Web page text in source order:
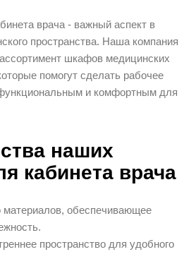
врача - важный аспект в
пространства. Наша компания
шкафов медицинских
помогут сделать рабочее
и комфортным для
наших
кабинета врача
материалов, обеспечивающее
пространство для удобного